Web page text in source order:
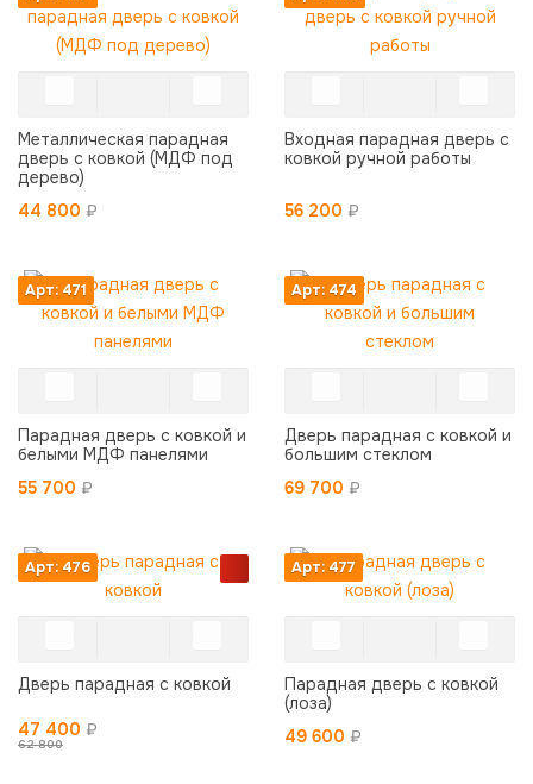
Металлическая парадная
дверь с ковкой (МДФ под
дерево)
44 800 ₽
Входная парадная дверь с
ковкой ручной работы
56 200 ₽
Арт: 471
Парадная дверь с ковкой и
белыми МДФ панелями
55 700 ₽
Арт: 474
Дверь парадная с ковкой и
большим стеклом
69 700 ₽
Арт: 476
Дверь парадная с ковкой
47 400 ₽
62 800
Арт: 477
Парадная дверь с ковкой
(лоза)
49 600 ₽